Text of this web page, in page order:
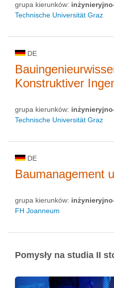
grupa kierunków:
Technische Universität Graz
DE
Konstruktiver
grupa kierunków:
Technische Universität Graz
DE
Baumanagement
grupa kierunków:
FH Joanneum
Pomysły na studia II